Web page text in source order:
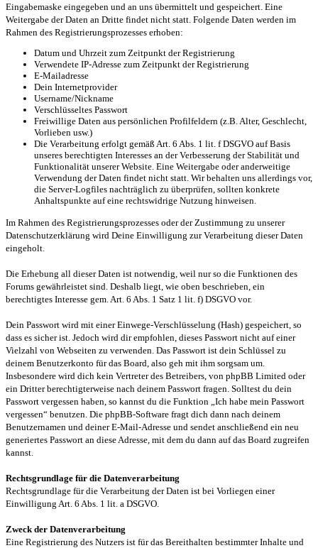
Eingabemaske eingegeben und an uns übermittelt und gespeichert. Eine
Weitergabe der Daten an Dritte findet nicht statt. Folgende Daten werden im
Rahmen des Registrierungsprozesses erhoben:
Datum und Uhrzeit zum Zeitpunkt der Registrierung
Verwendete IP-Adresse zum Zeitpunkt der Registrierung
E-Mailadresse
Dein Internetprovider
Username/Nickname
Verschlüsseltes Passwort
Freiwillige Daten aus persönlichen Profilfeldern (z.B. Alter, Geschlecht,
Vorlieben usw.)
Die Verarbeitung erfolgt gemäß Art. 6 Abs. 1 lit. f DSGVO auf Basis
unseres berechtigten Interesses an der Verbesserung der Stabilität und
Funktionalität unserer Website. Eine Weitergabe oder anderweitige
Verwendung der Daten findet nicht statt. Wir behalten uns allerdings vor,
die Server-Logfiles nachträglich zu überprüfen, sollten konkrete
Anhaltspunkte auf eine rechtswidrige Nutzung hinweisen.
Im Rahmen des Registrierungsprozesses oder der Zustimmung zu unserer
Datenschutzerklärung wird Deine Einwilligung zur Verarbeitung dieser Daten
eingeholt.
Die Erhebung all dieser Daten ist notwendig, weil nur so die Funktionen des
Forums gewährleistet sind. Deshalb liegt, wie oben beschrieben, ein
berechtigtes Interesse gem. Art. 6 Abs. 1 Satz 1 lit. f) DSGVO vor.
Dein Passwort wird mit einer Einwege-Verschlüsselung (Hash) gespeichert, so
dass es sicher ist. Jedoch wird dir empfohlen, dieses Passwort nicht auf einer
Vielzahl von Webseiten zu verwenden. Das Passwort ist dein Schlüssel zu
deinem Benutzerkonto für das Board, also geh mit ihm sorgsam um.
Insbesondere wird dich kein Vertreter des Betreibers, von phpBB Limited oder
ein Dritter berechtigterweise nach deinem Passwort fragen. Solltest du dein
Passwort vergessen haben, so kannst du die Funktion „Ich habe mein Passwort
vergessen“ benutzen. Die phpBB-Software fragt dich dann nach deinem
Benutzernamen und deiner E-Mail-Adresse und sendet anschließend ein neu
generiertes Passwort an diese Adresse, mit dem du dann auf das Board zugreifen
kannst.
Rechtsgrundlage für die Datenverarbeitung
Rechtsgrundlage für die Verarbeitung der Daten ist bei Vorliegen einer
Einwilligung Art. 6 Abs. 1 lit. a DSGVO.
Zweck der Datenverarbeitung
Eine Registrierung des Nutzers ist für das Bereithalten bestimmter Inhalte und